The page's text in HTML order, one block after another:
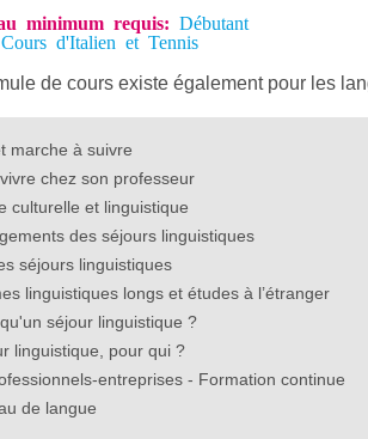
minimum requis: Débutant
Cours d'Italien et Tennis
de cours existe également pour les
marche à suivre
chez son professeur
culturelle et linguistique
des séjours linguistiques
séjours linguistiques
linguistiques longs et études à l’étranger
séjour linguistique ?
linguistique, pour qui ?
entreprises - Formation continue
de langue